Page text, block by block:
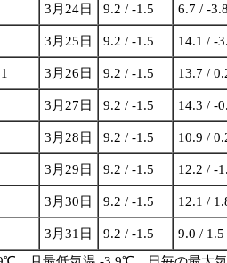
3月24日 9.2 / -1.5 6.7 / -3.8
3月25日 9.2 / -1.5 14.1 / -
3月26日 9.2 / -1.5 13.7 /
3月27日 9.2 / -1.5 14.3 / -
3月28日 9.2 / -1.5 10.9 /
3月29日 9.2 / -1.5 12.2 / -
3月30日 9.2 / -1.5 12.1 /
3月31日 9.2 / -1.5 9.0 / 1.5